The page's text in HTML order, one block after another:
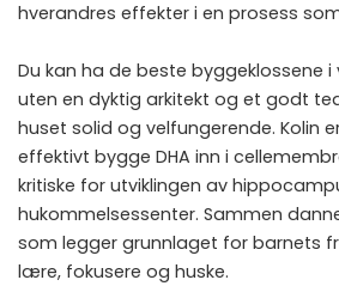
hverandres effekter i en prosess
Du kan ha de beste byggeklossene i
uten en dyktig arkitekt og et godt
huset solid og velfungerende. Kolin
effektivt bygge DHA inn i
kritiske for utviklingen av
hukommelsessenter. Sammen
som legger grunnlaget for barnets
lære, fokusere og huske.